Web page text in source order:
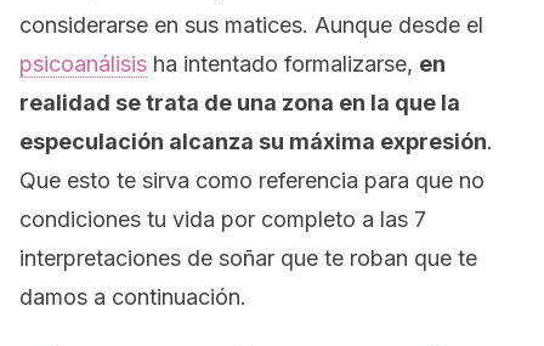
considerarse en sus matices. Aunque desde el
psicoanálisis ha intentado formalizarse, en
realidad se trata de una zona en la que la
especulación alcanza su máxima expresión.
Que esto te sirva como referencia para que no
condiciones tu vida por completo a las 7
interpretaciones de soñar que te roban que te
damos a continuación.